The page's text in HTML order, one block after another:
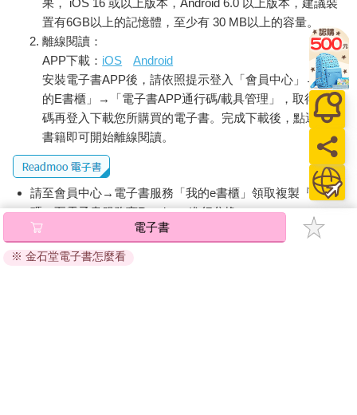
置有6GB以上的記憶體，至少有 30 MB以上的容量。
離線閱讀：
APP下載： iOS
Android
安裝電子書APP後，請依照提示登入「會員中心」→「我
的E書櫃」→「電子書APP通行碼/載具管理」，取得通行
碼再登入下載您所購買的電子書。完成下載後，點選任一
書籍即可開始離線閱讀。
請至會員中心→電子書服務「我的e書櫃」領取複製『兌換
碼』至電子書服務商Readmoo進行兌換。
退換貨須知：
因版權保護，您在金石堂所購買的電子書僅能以金石堂專屬
電子書
※ 金石堂電子書怎麼看